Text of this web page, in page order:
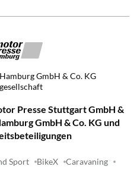
GmbH & Co. KG
Presse Stuttgart GmbH &
GmbH & Co. KG und
Sport BikeX Caravaning